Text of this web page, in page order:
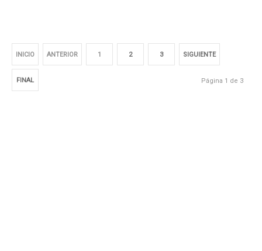
INICIO ANTERIOR 1 2 3 SIGUIENTE
FINAL Página 1 de 3